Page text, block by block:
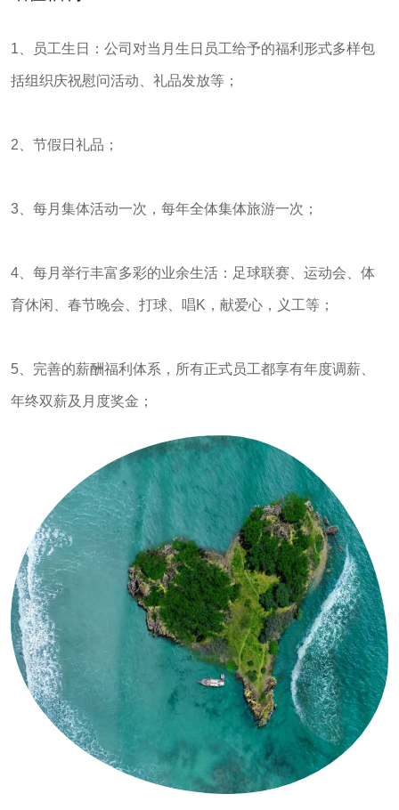
1、员工生日：公司对当月生日员工给予的福利形式多样包
括组织庆祝慰问活动、礼品发放等；
2、节假日礼品；
3、每月集体活动一次，每年全体集体旅游一次；
4、每月举行丰富多彩的业余生活：足球联赛、运动会、体
育休闲、春节晚会、打球、唱K，献爱心，义工等；
5、完善的薪酬福利体系，所有正式员工都享有年度调薪、
年终双薪及月度奖金；